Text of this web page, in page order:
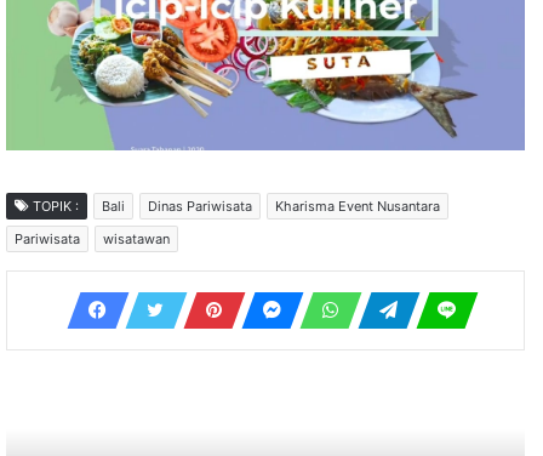
TOPIK : Bali Dinas Pariwisata
Kharisma Event Nusantara
Pariwisata
wisatawan